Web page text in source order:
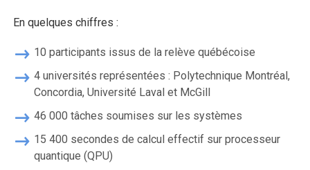
En quelques chiffres :
10 participants issus de la relève québécoise
4 universités représentées : Polytechnique Montréal,
Concordia, Université Laval et McGill
46 000 tâches soumises sur les systèmes
15 400 secondes de calcul effectif sur processeur
quantique (QPU)